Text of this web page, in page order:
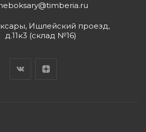
Ишлейский проезд,
д.11к3 (склад №16)